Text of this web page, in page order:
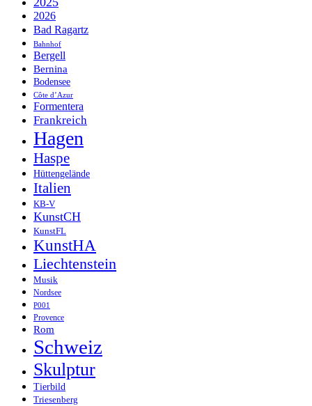
2026
Bad Ragartz
Bahnhof
Bergell
Bernina
Bodensee
Côte d’Azur
Formentera
Frankreich
Hagen
Haspe
Hüttengelände
Italien
KB-V
KunstCH
KunstFL
KunstHA
Liechtenstein
Musik
Nordsee
P001
Provence
Rom
Schweiz
Skulptur
Tierbild
Triesenberg